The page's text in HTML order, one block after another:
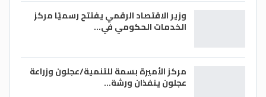
وزير الاقتصاد الرقمي يفتتح رسميًا مركز
الخدمات الحكومي في…
مركز الأميرة بسمة للتنمية/عجلون وزراعة
عجلون ينفذان ورشة…